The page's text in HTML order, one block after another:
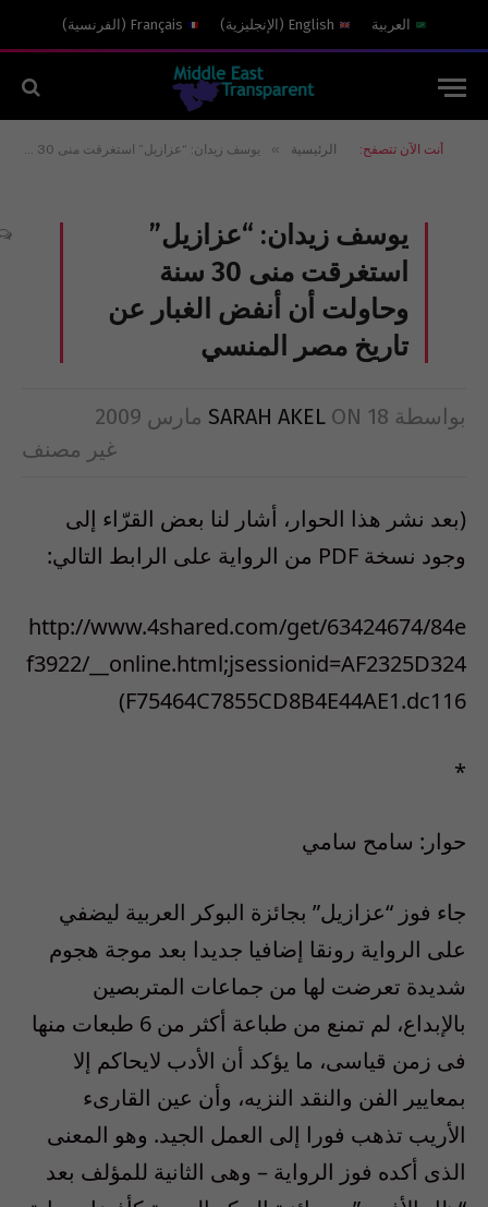
العربية English
( الإنجليزية)
Français
( الفرنسية)
أنت الآن تتصفح: الرئيسية » يوسف زيدان: “عزازيل” استغرقت منى 30 سنة وحاولت أن أنفض الغبار عن تاريخ مصر المنسي
يوسف زيدان: “عزازيل”
استغرقت منى 30 سنة
وحاولت أن أنفض الغبار عن
تاريخ مصر المنسي
بواسطة SARAH AKEL ON 18 مارس 2009
غير مصنف
(بعد نشر هذا الحوار، أشار لنا بعض القرّاء إلى
وجود نسخة PDF من الرواية على الرابط التالي:
http://www.4shared.com/get/63424674/84e
f3922/__online.html;jsessionid=AF2325D324
F75464C7855CD8B4E44AE1.dc116)
*
حوار: سامح سامي
جاء فوز “عزازيل” بجائزة البوكر العربية ليضفي
على الرواية رونقا إضافيا جديدا بعد موجة هجوم
شديدة تعرضت لها من جماعات المتربصين
بالإبداع، لم تمنع من طباعة أكثر من 6 طبعات منها
فى زمن قياسى، ما يؤكد أن الأدب لايحاكم إلا
بمعايير الفن والنقد النزيه، وأن عين القارىء
الأريب تذهب فورا إلى العمل الجيد. وهو المعنى
الذى أكده فوز الرواية – وهى الثانية للمؤلف بعد